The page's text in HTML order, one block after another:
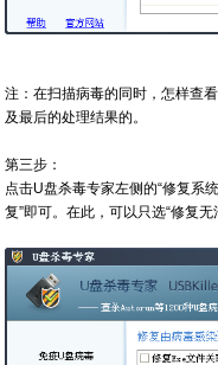
注：在扫描病毒的同时，怎样查
及最后的处理结果的。
第三步：
点击U盘杀毒专家左侧的“修复系
复”即可。在此，可以只选“修复